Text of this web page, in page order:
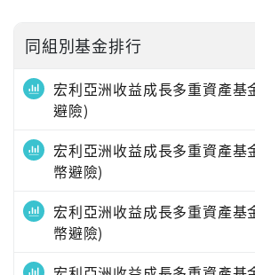
同組別基金排行
宏利亞洲收益成長多重資產基
避險)
宏利亞洲收益成長多重資產基
幣避險)
宏利亞洲收益成長多重資產基
幣避險)